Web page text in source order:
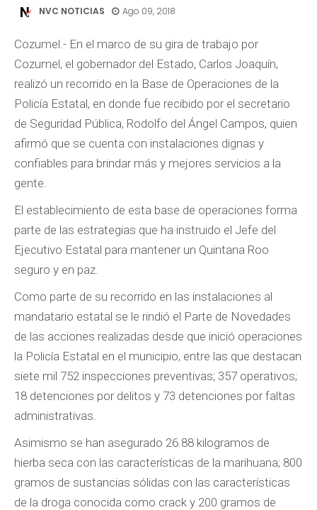
NVC NOTICIAS Ago 09, 2018
Cozumel.- En el marco de su gira de trabajo por
Cozumel, el gobernador del Estado, Carlos Joaquín,
realizó un recorrido en la Base de Operaciones de la
Policía Estatal, en donde fue recibido por el secretario
de Seguridad Pública, Rodolfo del Ángel Campos, quien
afirmó que se cuenta con instalaciones dignas y
confiables para brindar más y mejores servicios a la
gente.
El establecimiento de esta base de operaciones forma
parte de las estrategias que ha instruido el Jefe del
Ejecutivo Estatal para mantener un Quintana Roo
seguro y en paz.
Como parte de su recorrido en las instalaciones al
mandatario estatal se le rindió el Parte de Novedades
de las acciones realizadas desde que inició operaciones
la Policía Estatal en el municipio, entre las que destacan
siete mil 752 inspecciones preventivas; 357 operativos;
18 detenciones por delitos y 73 detenciones por faltas
administrativas.
Asimismo se han asegurado 26.88 kilogramos de
hierba seca con las características de la marihuana; 800
gramos de sustancias sólidas con las características
de la droga conocida como crack y 200 gramos de